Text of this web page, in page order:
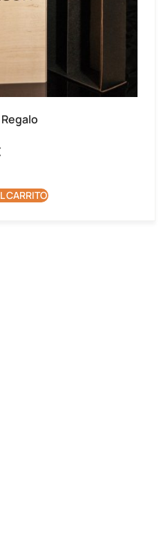
CARRITO